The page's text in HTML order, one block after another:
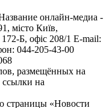
онлайн-медиа -
місто Київ,
Б, офіс 208/1 E-mail:
044-205-43-00
размещённых на
ссылки на
страницы «Новости